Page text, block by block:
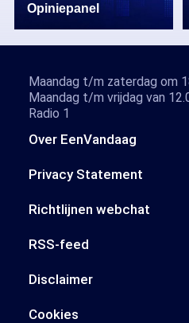
Opiniepanel
Over EenVandaag
Privacy Statement
Richtlijnen webchat
RSS-feed
Disclaimer
Cookies
Maandag t/m zaterdag om
Maandag t/m vrijdag van
Radio 1